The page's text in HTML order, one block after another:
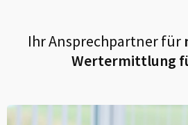
Ihr Ansprechpartner für
Wertermittlung